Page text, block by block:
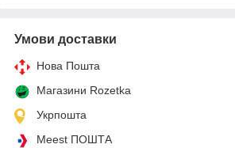
Умови доставки
Нова Пошта
Магазини Rozetka
Укрпошта
Meest ПОШТА